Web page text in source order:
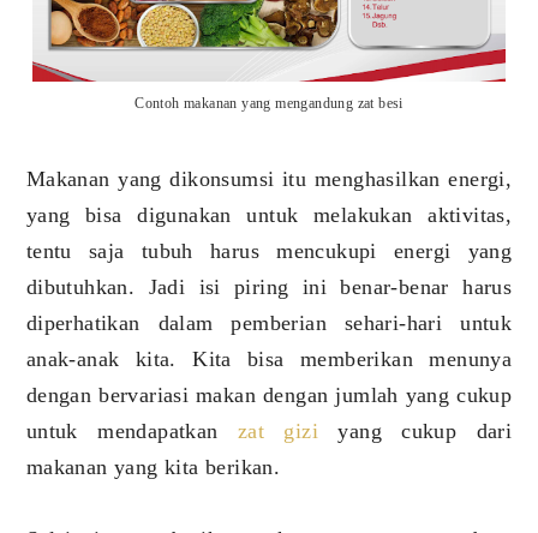
Contoh makanan yang mengandung zat besi
Makanan yang dikonsumsi itu menghasilkan energi,
yang bisa digunakan untuk melakukan aktivitas,
tentu saja tubuh harus mencukupi energi yang
dibutuhkan. Jadi isi piring ini benar-benar harus
diperhatikan dalam pemberian sehari-hari untuk
anak-anak kita. Kita bisa memberikan menunya
dengan bervariasi makan dengan jumlah yang cukup
untuk mendapatkan zat gizi yang cukup dari
makanan yang kita berikan.